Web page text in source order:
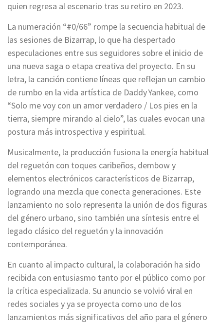
quien regresa al escenario tras su retiro en 2023.
La numeración “#0/66” rompe la secuencia habitual de
las sesiones de Bizarrap, lo que ha despertado
especulaciones entre sus seguidores sobre el inicio de
una nueva saga o etapa creativa del proyecto. En su
letra, la canción contiene líneas que reflejan un cambio
de rumbo en la vida artística de Daddy Yankee, como
“Solo me voy con un amor verdadero / Los pies en la
tierra, siempre mirando al cielo”, las cuales evocan una
postura más introspectiva y espiritual.
Musicalmente, la producción fusiona la energía habitual
del reguetón con toques caribeños, dembow y
elementos electrónicos característicos de Bizarrap,
logrando una mezcla que conecta generaciones. Este
lanzamiento no solo representa la unión de dos figuras
del género urbano, sino también una síntesis entre el
legado clásico del reguetón y la innovación
contemporánea.
En cuanto al impacto cultural, la colaboración ha sido
recibida con entusiasmo tanto por el público como por
la crítica especializada. Su anuncio se volvió viral en
redes sociales y ya se proyecta como uno de los
lanzamientos más significativos del año para el género